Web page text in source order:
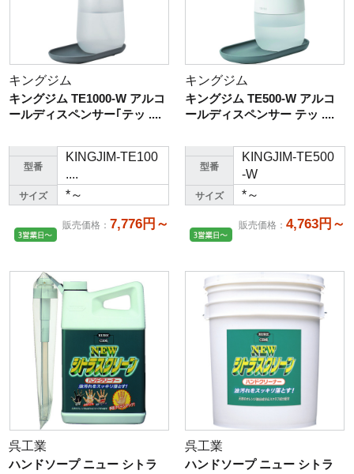
キングジム
キングジム TE1000-W アルコ
ールディスペンサー｢テッ ....
型番
KINGJIM-TE100
....
サイズ *～
販売価格 ： 7,776円～
キングジム
キングジム TE500-W アルコ
ールディスペンサー テッ ....
型番
KINGJIM-TE500
-W
サイズ *～
販売価格 ： 4,763円～
呉工業
ハンドソープ ニュー シトラ
呉工業
ハンドソープ ニュー シトラ